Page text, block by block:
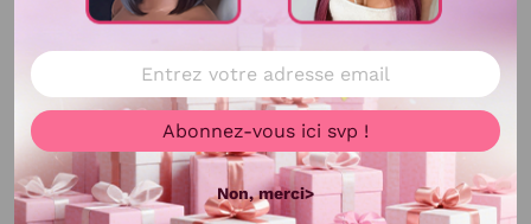
Délai de livraison
Si vous achetez les perruques déjà
en France, délai de livraison
environs2-3jours, il n'y a pas de
livraison pendant weekend. Si le
colis envoyé depuis de la Chine,
Voir plus
Abonnez-vous ici svp !
Non, merci>